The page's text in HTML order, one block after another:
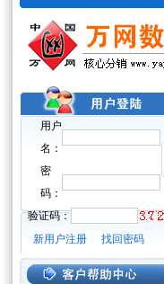
用户
名：
密
码：
验证码：
新用户注册
找回密码